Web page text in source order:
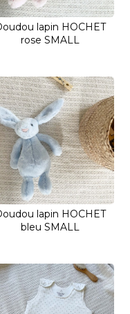
lapin HOCHET
rose SMALL
lapin HOCHET
bleu SMALL